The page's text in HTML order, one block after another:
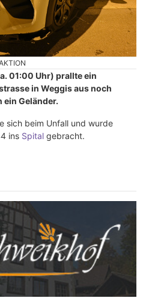
01:00 Uhr) prallte ein
in Weggis aus noch
Geländer.
sich beim Unfall und wurde
ins Spital gebracht.